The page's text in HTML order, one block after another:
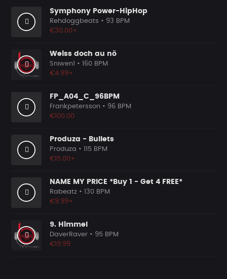
Symphony Power-HipHop
Rehdoggbeats • 93 BPM
€30.00+
Weiss doch au nö
Sniwen1 • 160 BPM
€4.99+
FP_A04_C_96BPM
Frankpetersson • 96 BPM
€100.00
Produza - Bullets
Produza • 115 BPM
€15.00+
NAME MY PRICE *Buy 1 - Get 4 FREE*
Rabeatz • 130 BPM
€9.99+
9. Himmel
DaverRaver • 95 BPM
€19.99